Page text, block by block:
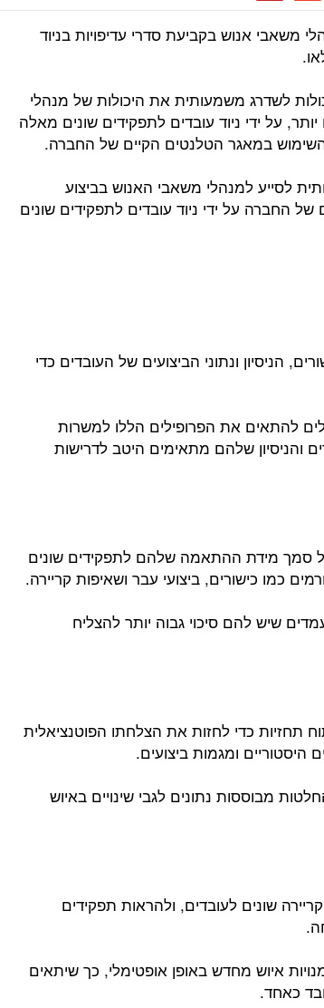
משאבי אנוש בקביעת סדרי עדיפויות בניוד
לשדרג משמעותית את היכולות של מנהלי
על ידי ניוד עובדים לתפקידים שונים מאלה
במאגר הטלנטים הקיים של החברה.
לסייע למנהלי משאבי האנוש בביצוע
החברה על ידי ניוד עובדים לתפקידים שונים
הניסיון ונתוני הביצועים של העובדים כדי
להתאים את הפרופילים הללו למשרות
והניסיון שלהם מתאימים היטב לדרישות
סמך מידת ההתאמה שלהם לתפקידים שונים
כמו כישורים, ביצועי עבר ושאיפות קריירה.
שיש להם סיכוי גבוה יותר להצליח
תחזיות כדי לחזות את הצלחתו הפוטנציאלית
היסטוריים ומגמות ביצועים.
מבוססות נתונים לגבי שינויים באיוש
שונים לעובדים, ולהראות תפקידים
איוש מחדש באופן אופטימלי, כך שיתאים
כאחד.